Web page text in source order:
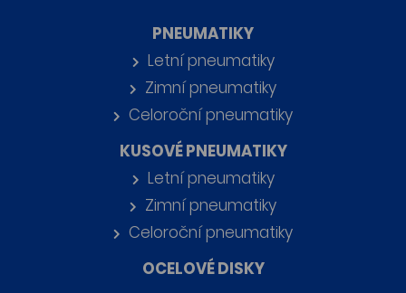
PNEUMATIKY
Letní pneumatiky
Zimní pneumatiky
Celoroční pneumatiky
KUSOVÉ PNEUMATIKY
Letní pneumatiky
Zimní pneumatiky
Celoroční pneumatiky
OCELOVÉ DISKY